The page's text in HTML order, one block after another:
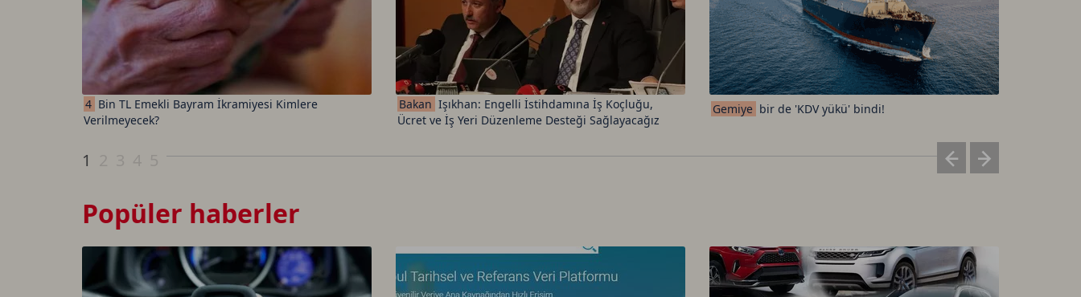
4 Bin TL Emekli Bayram İkramiyesi Kimlere
Verilmeyecek?
Bakan Işıkhan: Engelli İstihdamına İş Koçluğu,
Ücret ve İş Yeri Düzenleme Desteği Sağlayacağız
Gemiye bir de 'KDV yükü' bindi!
1
Popüler haberler